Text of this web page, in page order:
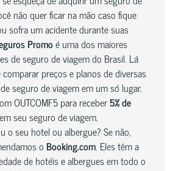
não quer ficar na mão caso fique
sofra um acidente durante suas
Promoé uma dos maiores
de seguro de viagem do Brasil. Lá
preços e planos de diversas
seguro de viagem em um só lugar.
OUTCOMF5 para receber5% de
seu seguro de viagem.
o seu hotel ou albergue? Se não,
o Booking.com. Eles têm a
de hotéis e albergues em todo o